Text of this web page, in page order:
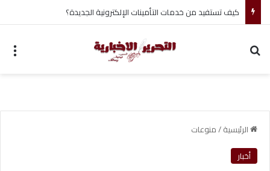
أحمد جابر حسين طه معلم القرآن لغير الناطقين من أسوان
الرئيسية/منوعات
أخبار